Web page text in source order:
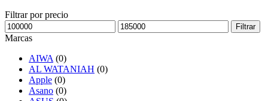
Filtrar por precio
Precio
mínimo
Precio
máximo
Filtrar
Marcas
AIWA (0)
AL WATANIAH (0)
Apple (0)
Asano (0)